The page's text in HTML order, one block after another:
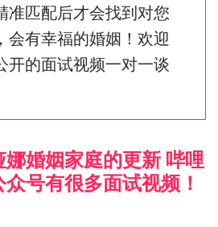
准匹配后才会找到对您
会有幸福的婚姻！欢迎
开的面试视频一对一谈
婚姻家庭的更新 哔哩
号有很多面试视频！